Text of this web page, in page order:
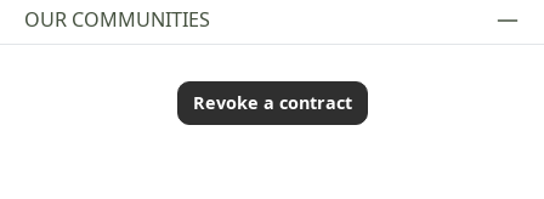
Revoke a contract
OUR COMMUNITIES